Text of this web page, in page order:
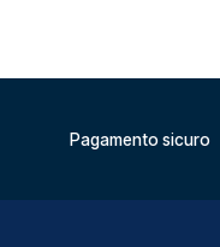
Pagamento sicuro